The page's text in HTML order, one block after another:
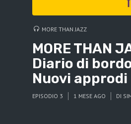
MORE THAN JAZZ
MORE THAN
Diario di
Nuovi approdi
EPISODIO 3 1 MESE AGO DI